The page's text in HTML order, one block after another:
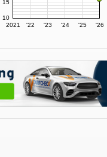
2021 '22 '23 '24 '25 '26
10
15